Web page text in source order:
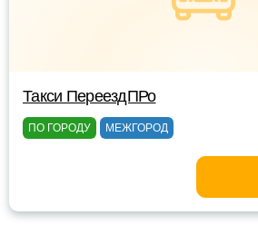
Такси ПереездПРо
ПО ГОРОДУ МЕЖГОРОД